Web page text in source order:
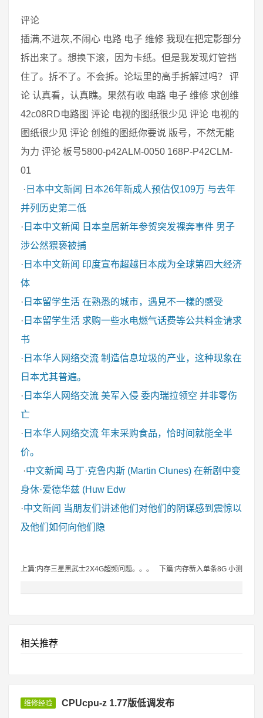
评论
插满,不进灰,不闹心 电路 电子 维修 我现在把定影部分
拆出来了。想换下滚，因为卡纸。但是我发现灯管挡
住了。拆不了。不会拆。论坛里的高手拆解过吗？ 评
论 认真看，认真瞧。果然有收 电路 电子 维修 求创维
42c08RD电路图 评论 电视的图纸很少见 评论 电视的
图纸很少见 评论 创维的图纸你要说 版号，不然无能
为力 评论 板号5800-p42ALM-0050 168P-P42CLM-
01
· 日本中文新闻
日本26年新成人预估仅109万 与去年
并列历史第二低
· 日本中文新闻
日本皇居新年参贺突发裸奔事件 男子
涉公然猥亵被捕
· 日本中文新闻 印度宣布超越日本成为全球第四大经济
体
· 日本留学生活 在熟悉的城市，遇見不一樣的感受
· 日本留学生活 求购一些水电燃气话费等公共料金请求
书
· 日本华人网络交流 制造信息垃圾的产业，这种现象在
日本尤其普遍。
· 日本华人网络交流 美军入侵 委内瑞拉领空 并非零伤
亡
· 日本华人网络交流 年末采购食品，恰时间就能全半
价。
·中文新闻 马丁·克鲁内斯 (Martin Clunes) 在新剧中变
身休·爱德华兹 (Huw Edw
·中文新闻 当朋友们讲述他们对他们的阴谋感到震惊以
及他们如何向他们隐
上篇:内存三星黑武士2X4G超频问题。。。 下篇:内存新入单条8G 小测
相关推荐
维修经验 CPUcpu-z 1.77版低调发布